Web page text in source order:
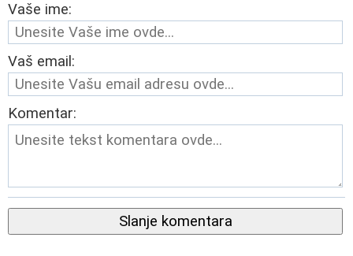
Vaše ime:
Vaš email:
Komentar:
Slanje komentara